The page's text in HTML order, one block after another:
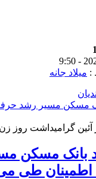
: میلاد جانه
آئین گرامیداشت روز
بانک مسکن
اطمینان طی